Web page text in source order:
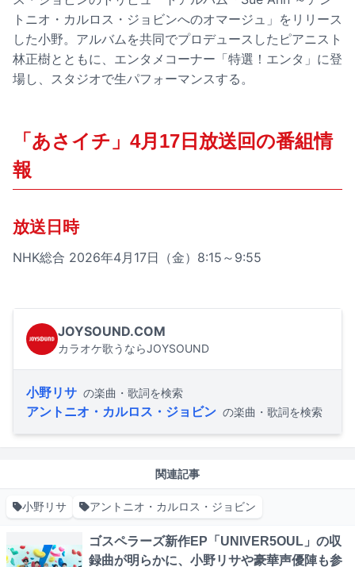
トニオ・カルロス・ジョビンへのオマージュ」をリリース
した小野。アルバムを共同でプロデュースしたピアニスト
林正樹とともに、エンタメコーナー「特選！エンタ」に登
場し、スタジオで生パフォーマンスする。
「あさイチ」4月17日放送回の番組情
報
放送日時
NHK総合 2026年4月17日（金）8:15～9:55
JOYSOUND.COM
カラオケ歌うならJOYSOUND
小野リサ の楽曲・歌詞を検索
アントニオ・カルロス・ジョビン の楽曲・歌詞を検索
関連記事
小野リサ アントニオ・カルロス・ジョビン
ゴスペラーズ新作EP「UNIVER5OUL」の収
録曲が明らかに、小野リサや豪華声優陣も参